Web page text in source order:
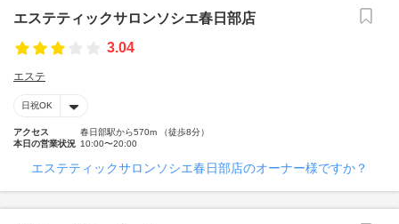
エステティックサロンソシエ春日部店
3.04
エステ
日祝OK
アクセス
春日部駅から570m （徒歩8分）
本日の営業状況 10:00〜20:00
エステティックサロンソシエ春日部店のオーナー様ですか？